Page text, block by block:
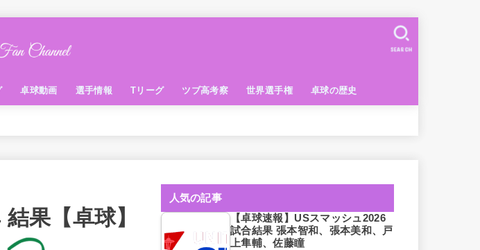
卓球動画 選手情報 Tリーグ ツブ高考察 世界選手権 卓球の歴史
SEARCH
果【卓球】
人気の記事
【卓球速報】USスマッシュ2026
試合結果 張本智和、張本美和、戸
上隼輔、佐藤瞳